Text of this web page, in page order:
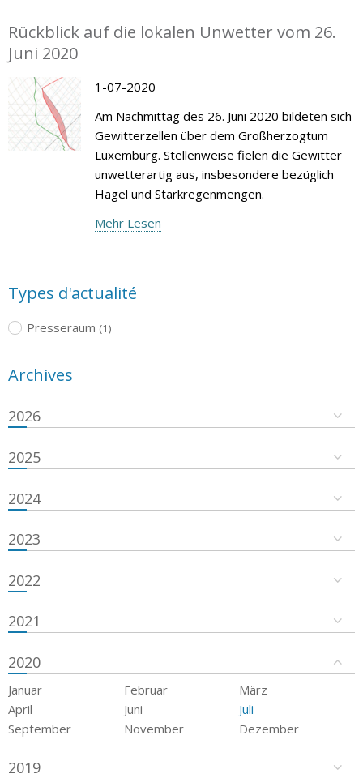
Rückblick auf die lokalen Unwetter vom 26.
Juni 2020
1-07-2020
Am Nachmittag des 26. Juni 2020 bildeten sich
Gewitterzellen über dem Großherzogtum
Luxemburg. Stellenweise fielen die Gewitter
unwetterartig aus, insbesondere bezüglich
Hagel und Starkregenmengen.
Mehr Lesen
Types d'actualité
Presseraum (1)
Archives
2026
2025
2024
2023
2022
2021
2020
Januar Februar
März
April
Juni
Juli
September
November Dezember
2019